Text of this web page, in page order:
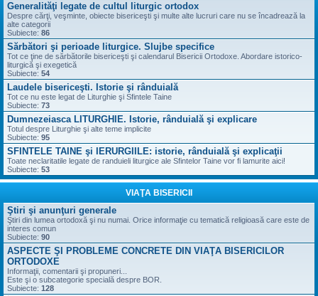
Generalităţi legate de cultul liturgic ortodox
Despre cărţi, veşminte, obiecte bisericeşti şi multe alte lucruri care nu se încadrează la
alte categorii
Subiecte: 86
Sărbători şi perioade liturgice. Slujbe specifice
Tot ce ţine de sărbătorile bisericeşti şi calendarul Bisericii Ortodoxe. Abordare istorico-
liturgică şi exegetică
Subiecte: 54
Laudele bisericeşti. Istorie şi rânduială
Tot ce nu este legat de Liturghie şi Sfintele Taine
Subiecte: 73
Dumnezeiasca LITURGHIE. Istorie, rânduială şi explicare
Totul despre Liturghie şi alte teme implicite
Subiecte: 95
SFINTELE TAINE şi IERURGIILE: istorie, rânduială şi explicaţii
Toate neclaritatile legate de randuieli liturgice ale Sfintelor Taine vor fi lamurite aici!
Subiecte: 53
VIAŢA BISERICII
Ştiri şi anunţuri generale
Ştiri din lumea ortodoxă şi nu numai. Orice informaţie cu tematică religioasă care este de
interes comun
Subiecte: 90
ASPECTE ŞI PROBLEME CONCRETE DIN VIAŢA BISERICILOR
ORTODOXE
Informaţii, comentarii şi propuneri...
Este şi o subcategorie specială despre BOR.
Subiecte: 128